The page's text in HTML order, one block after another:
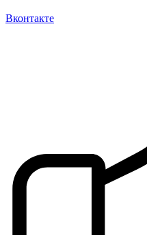
Вконтакте